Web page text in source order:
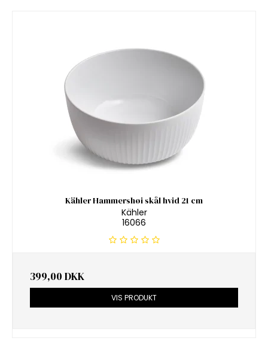
Kähler Hammershøi skål hvid 21 cm
Kähler
16066
399,00 DKK
VIS PRODUKT